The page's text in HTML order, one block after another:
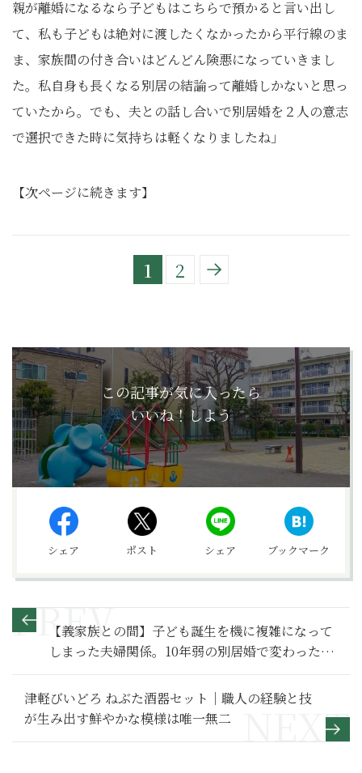
親が離婚になるなら子どもはこちらで預かると言い出し
て、私も子どもは絶対に渡したくなかったから平行線のま
ま、家族間の付き合いはどんどん険悪になっていきまし
た。私自身も長くなる別居の結論って離婚しかないと思っ
ていたから。でも、夫との話し合いで別居婚を２人の意志
で選択できた時に気持ちは軽くなりましたね」
【次ページに続きます】
1 2
この記事が気に入ったら
いいね！しよう
シェア ポスト シェア ブックマーク
【義家族との間】子ども誕生を機に複雑になって
しまった夫婦関係。10年弱の別居婚で変わった夫
の子育てを“手伝う”という姿勢～その１～
津軽びいどろ ねぶた酒器セット｜職人の経験と技
が生み出す鮮やかな模様は唯一無二